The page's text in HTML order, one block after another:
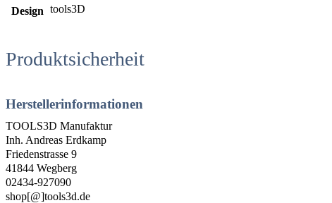
Design tools3D
Produktsicherheit
Herstellerinformationen
TOOLS3D Manufaktur
Inh. Andreas Erdkamp
Friedenstrasse 9
41844 Wegberg
02434-927090
shop[@]tools3d.de